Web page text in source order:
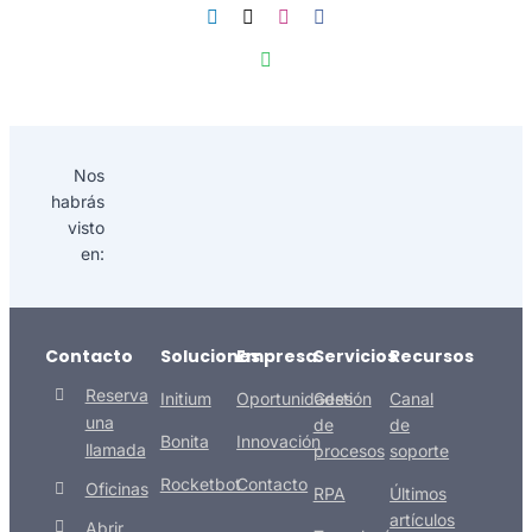
Nos
habrás
visto
en:
Contacto
Reserva
una
llamada
Oficinas
Abrir
Soluciones
Initium
Bonita
Rocketbot
Empresa
Oportunidades
Innovación
Contacto
Servicios
Gestión
de
procesos
RPA
Recursos
Canal
de
soporte
Últimos
artículos